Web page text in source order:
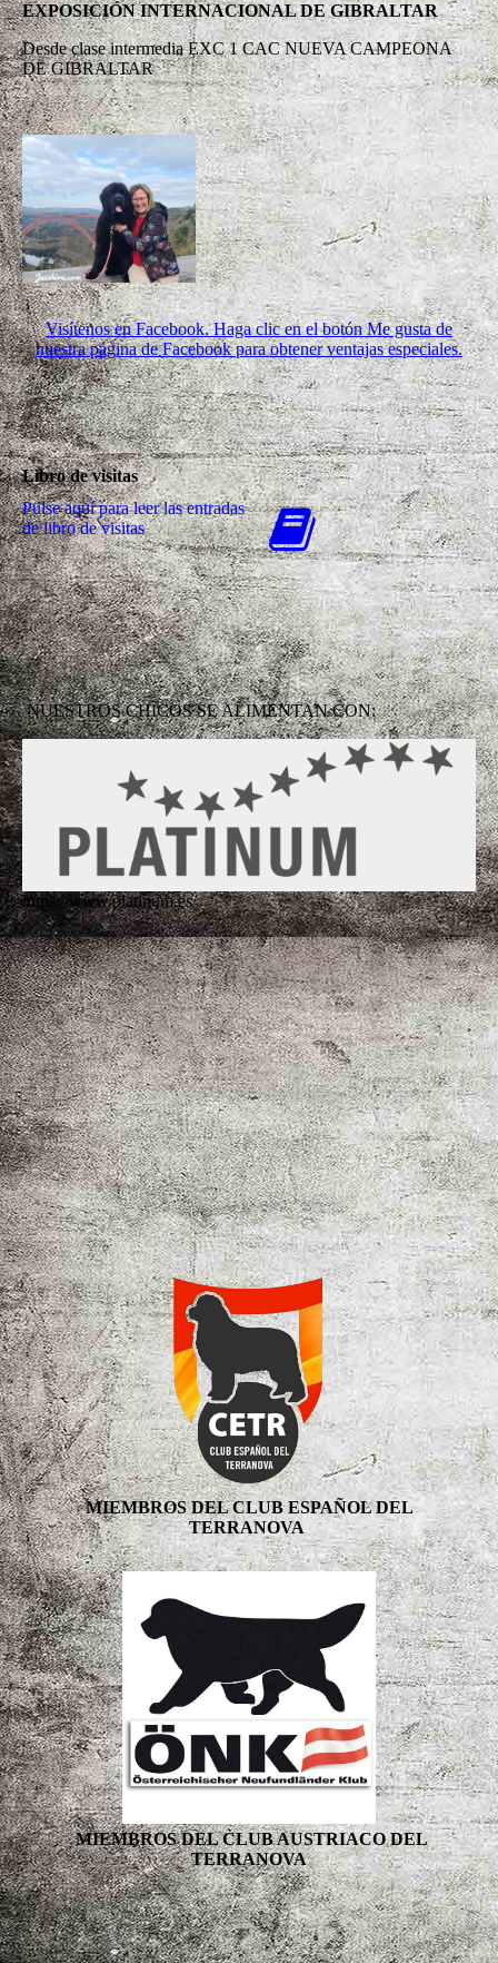
EXPOSICIÓN INTERNACIONAL DE GIBRALTAR
Desde clase intermedia EXC 1 CAC NUEVA CAMPEONA
DE GIBRALTAR
Visítenos en Facebook. Haga clic en el botón Me gusta de
nuestra página de Facebook para obtener ventajas especiales.
Libro de visitas
Pulse aquí para leer las entradas
de libro de visitas
NUESTROS CHICOS SE ALIMENTAN CON:
https://www.platinum.es/
MIEMBROS DEL CLUB ESPAÑOL DEL
TERRANOVA
MIEMBROS DEL CLUB AUSTRIACO DEL
TERRANOVA